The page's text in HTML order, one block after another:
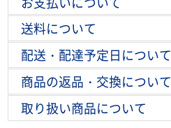
送料について
配送・配達予定日について
商品の返品・交換について
取り扱い商品について